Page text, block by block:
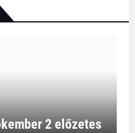
2 előzetes